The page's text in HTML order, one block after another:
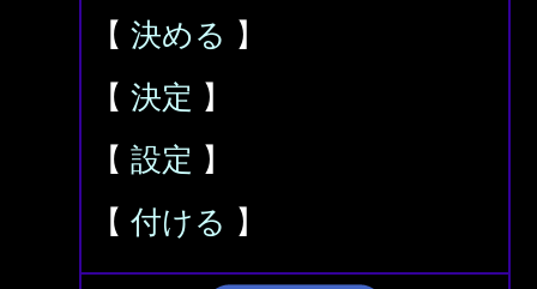
【 決める 】
【 決定 】
【 設定 】
【 付ける 】